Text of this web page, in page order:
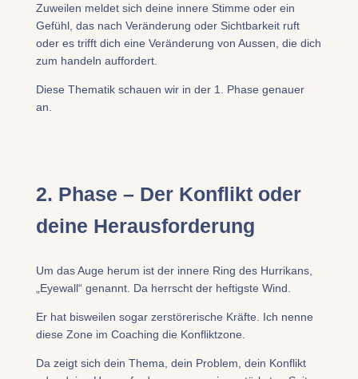
Zuweilen meldet sich deine innere Stimme oder ein
Gefühl, das nach Veränderung oder Sichtbarkeit ruft
oder es trifft dich eine Veränderung von Aussen, die dich
zum handeln auffordert.
Diese Thematik schauen wir in der 1. Phase genauer
an.
2. Phase – Der Konflikt oder
deine Herausforderung
​Um das Auge herum ist der innere Ring des Hurrikans,
„Eyewall“ genannt. Da herrscht der heftigste Wind.
Er hat bisweilen sogar zerstörerische Kräfte. Ich nenne
diese Zone im Coaching die Konfliktzone.
Da zeigt sich dein Thema, dein Problem, dein Konflikt